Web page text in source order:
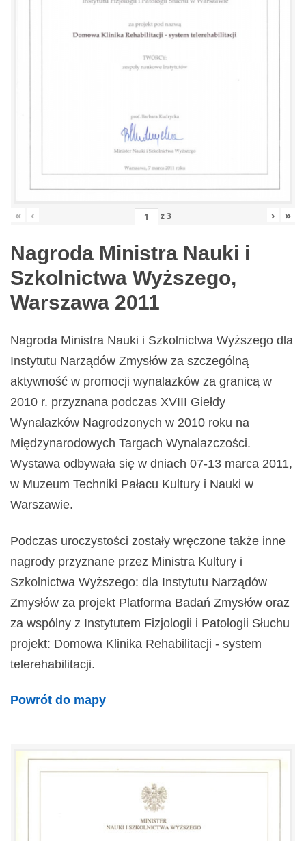
« ‹ z3 › »
Nagroda Ministra Nauki i
Szkolnictwa Wyższego,
Warszawa 2011
Nagroda Ministra Nauki i Szkolnictwa Wyższego dla
Instytutu Narządów Zmysłów za szczególną
aktywność w promocji wynalazków za granicą w
2010 r. przyznana podczas XVIII Giełdy
Wynalazków Nagrodzonych w 2010 roku na
Międzynarodowych Targach Wynalazczości.
Wystawa odbywała się w dniach 07-13 marca 2011,
w Muzeum Techniki Pałacu Kultury i Nauki w
Warszawie.
Podczas uroczystości zostały wręczone także inne
nagrody przyznane przez Ministra Kultury i
Szkolnictwa Wyższego: dla Instytutu Narządów
Zmysłów za projekt Platforma Badań Zmysłów oraz
za wspólny z Instytutem Fizjologii i Patologii Słuchu
projekt: Domowa Klinika Rehabilitacji - system
telerehabilitacji.
Powrót do mapy